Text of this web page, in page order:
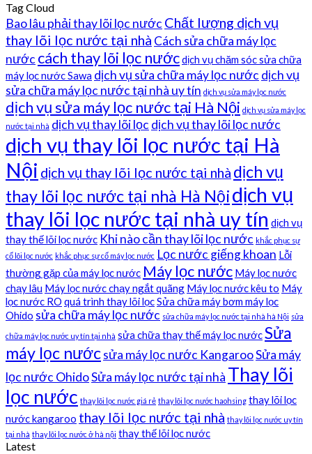
Tag Cloud
Bao lâu phải thay lõi lọc nước Chất lượng dịch vụ
thay lõi lọc nước tại nhà Cách sửa chữa máy lọc
nước cách thay lõi lọc nướcdịch vụ chăm sóc sửa chữa
máy lọc nước Sawa dịch vụ sửa chữa máy lọc nước dịch vụ
sửa chữa máy lọc nước tại nhà uy tín dịch vụ sửa máy lọc nước
dịch vụ sửa máy lọc nước tại Hà Nội dịch vụ sửa máy lọc
nước tại nhà dịch vụ thay lõi lọc dịch vụ thay lõi lọc nước
dịch vụ thay lõi lọc nước tại Hà
Nội dịch vụ thay lõi lọc nước tại nhà dịch vụ
thay lõi lọc nước tại nhà Hà Nộidịch vụ
thay lõi lọc nước tại nhà uy tín dịch vụ
thay thế lõi lọc nước Khi nào cần thay lõi lọc nước khắc phục sự
cố lõi lọc nước khắc phục sự cố máy lọc nước Lọc nước giếng khoan Lỗi
thường gặp của máy lọc nước Máy lọc nước Máy lọc nước
chạy lâu Máy lọc nước chạy ngắt quãng Máy lọc nước kêu to Máy
lọc nước RO quá trình thay lõi lọcSửa chữa máy bơm máy lọc
Ohido sửa chữa máy lọc nước sửa chữa máy lọc nước tại nhà hà Nội sửa
chữa máy lọc nước uy tín tại nhà sửa chữa thay thế máy lọc nướcSửa
máy lọc nướcsửa máy lọc nước KangarooSửa máy
lọc nước OhidoSửa máy lọc nước tại nhà Thay lõi
lọc nước thay lõi lọc nước giá rẻ thay lõi lọc nước haohsing thay lõi lọc
nước kangaroo thay lõi lọc nước tại nhà thay lõi lọc nước uy tín
tại nhà thay lõi lọc nước ở hà nội thay thế lõi lọc nước
Latest